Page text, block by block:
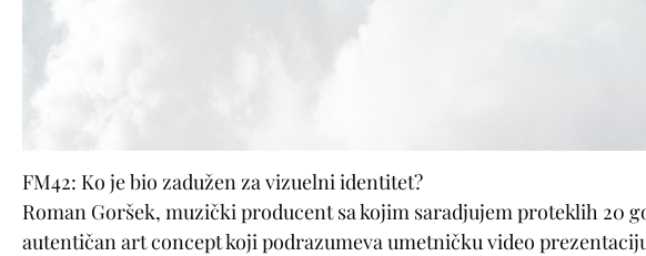
FM42: Ko je bio zadužen za vizuelni identitet?
Roman Goršek, muzički producent sa kojim saradjujem proteklih 20
autentičan art concept koji podrazumeva umetničku video